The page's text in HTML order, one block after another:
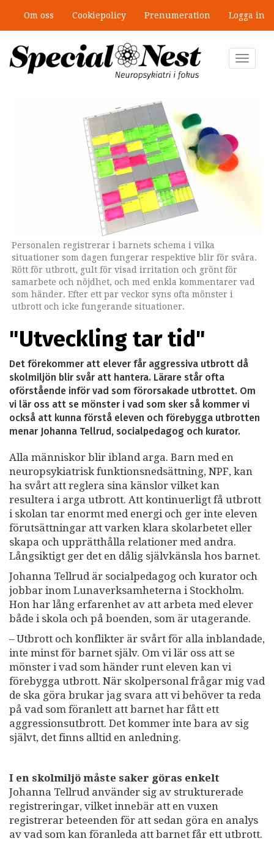
huvudinnehåll
Om oss Cookiepolicy Prenumeration Logga in
Toggle
Personalen registrerar i barnets schema i vilka
situationer som dagen fungerar respektive blir för svåra.
Rött för utbrott, gult för visad irritation och grönt för
samarbete och nöjdhet, och med enkla kommentarer vad
som händer. Efter ett par veckor syns ofta mönster i
utbrott och icke fungerande situationer.
"Utveckling tar tid"
Det förekommer att elever får aggressiva utbrott då
skolmiljön blir svår att hantera. Lärare står ofta
oförstående inför vad som förorsakade utbrottet. Om
vi lär oss att se mönster i vad som sker så kommer vi
också att kunna förstå eleven och förebygga utbrotten
menar Johanna Tellrud, socialpedagog och kurator.
Alla människor blir ibland arga. Barn med en
neuropsykiatrisk funktionsnedsättning, NPF, kan
ha svårt att reglera sina känslor vilket kan
resultera i arga utbrott. Att kontinuerligt få utbrott
i skolan tar enormt med energi och ger inte eleven
förutsättningar att varken klara skolarbetet eller
skapa och upprätthålla relationer med andra.
Långsiktigt ger det en dålig självkänsla hos barnet.
Johanna Tellrud är socialpedagog och kurator och
jobbar inom Lunaverksamheterna i Stockholm.
Hon har lång erfarenhet av att arbeta med elever
både i skola och på boenden, som är utagerande.
– Utbrott och konflikter är svårt för alla inblandade,
inte minst för barnet själv. Om vi lär oss att se
mönster i vad som händer runt eleven kan vi
förebygga utbrott. När skolpersonal frågar mig vad
de ska göra brukar jag svara att vi behöver ta reda
på vad som föranlett att barnet har fått ett
aggressionsutbrott. Det kommer inte bara av sig
självt, det finns alltid en anledning.
I en skolmiljö måste saker göras enkelt
Johanna Tellrud använder sig av strukturerade
registreringar, vilket innebär att en vuxen
registrerar beteenden för att sedan göra en analys
av vad som kan föranleda att barnet får ett utbrott.
”Jobbet gick bra – just därför togs
stödet bort”